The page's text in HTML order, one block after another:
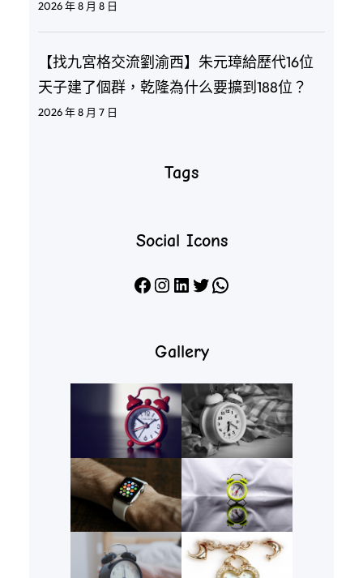
2026 年 8 月 8 日
【找九宮格交流劉渝西】朱元璋給歷代16位
天子建了個群，乾隆為什么要擴到188位？
2026 年 8 月 7 日
Tags
Social Icons
Facebook Instagram LinkedIn X WhatsApp
Gallery